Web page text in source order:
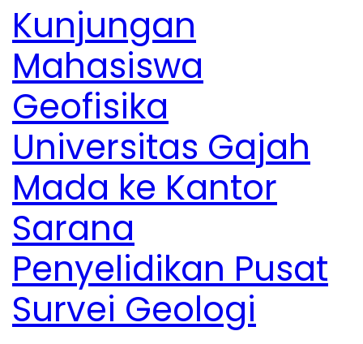
Kunjungan
Mahasiswa
Geofisika
Universitas Gajah
Mada ke Kantor
Sarana
Penyelidikan Pusat
Survei Geologi